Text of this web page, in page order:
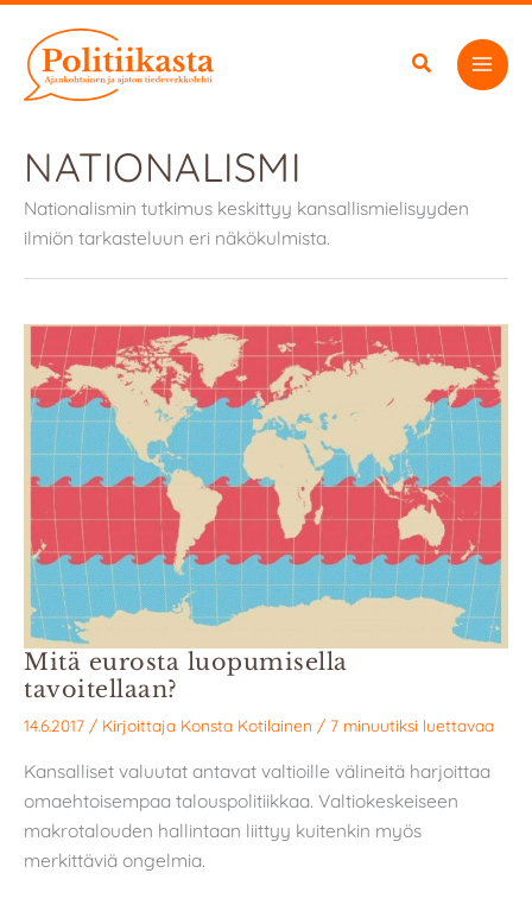
sisältöön
NATIONALISMI
Nationalismin tutkimus keskittyy kansallismielisyyden
ilmiön tarkasteluun eri näkökulmista.
Mitä eurosta luopumisella
tavoitellaan?
14.6.2017 / Kirjoittaja Konsta Kotilainen / 7 minuutiksi luettavaa
Kansalliset valuutat antavat valtioille välineitä harjoittaa
omaehtoisempaa talouspolitiikkaa. Valtiokeskeiseen
makrotalouden hallintaan liittyy kuitenkin myös
merkittäviä ongelmia.